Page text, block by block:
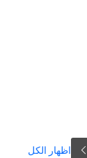
اظهار الكل